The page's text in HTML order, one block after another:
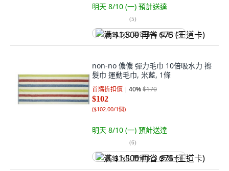
明天 8/10 (一) 預計送達
(5)
满 $1,500 再省 $75 (王道卡)
non-no 儂儂 彈力毛巾 10倍吸水力 擦
髮巾 運動毛巾, 米藍, 1條
首購折扣價 40%$170
$102
($102.00/1個)
明天 8/10 (一) 預計送達
(6)
满 $1,500 再省 $75 (王道卡)